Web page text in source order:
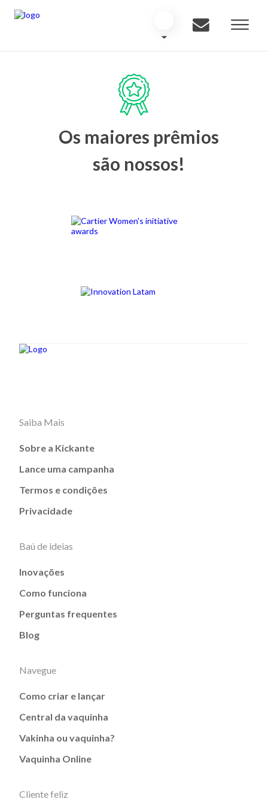
Os maiores prêmios
são nossos!
Saiba Mais
Sobre a Kickante
Lance uma campanha
Termos e condições
Privacidade
Baú de ideias
Inovações
Como funciona
Perguntas frequentes
Blog
Navegue
Como criar e lançar
Central da vaquinha
Vakinha ou vaquinha?
Vaquinha Online
Cliente feliz